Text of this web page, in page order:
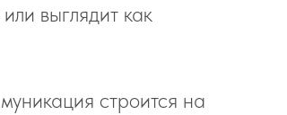
выглядит как
строится на